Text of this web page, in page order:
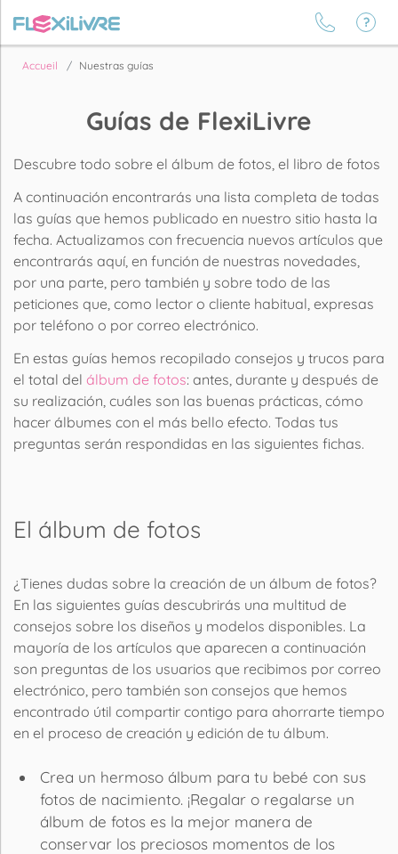
Accueil Nuestras guías
Guías de FlexiLivre
Descubre todo sobre el álbum de fotos, el libro de fotos
A continuación encontrarás una lista completa de todas
las guías que hemos publicado en nuestro sitio hasta la
fecha. Actualizamos con frecuencia nuevos artículos que
encontrarás aquí, en función de nuestras novedades,
por una parte, pero también y sobre todo de las
peticiones que, como lector o cliente habitual, expresas
por teléfono o por correo electrónico.
En estas guías hemos recopilado consejos y trucos para
el total del álbum de fotos: antes, durante y después de
su realización, cuáles son las buenas prácticas, cómo
hacer álbumes con el más bello efecto. Todas tus
preguntas serán respondidas en las siguientes fichas.
El álbum de fotos
¿Tienes dudas sobre la creación de un álbum de fotos?
En las siguientes guías descubrirás una multitud de
consejos sobre los diseños y modelos disponibles. La
mayoría de los artículos que aparecen a continuación
son preguntas de los usuarios que recibimos por correo
electrónico, pero también son consejos que hemos
encontrado útil compartir contigo para ahorrarte tiempo
en el proceso de creación y edición de tu álbum.
Crea un hermoso álbum para tu bebé con sus
fotos de nacimiento. ¡Regalar o regalarse un
álbum de fotos es la mejor manera de
conservar los preciosos momentos de los